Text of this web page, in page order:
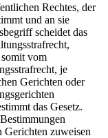
Rechtes, der
und an sie
scheidet das
vom
je
Gerichten oder
das Gesetz.
Gerichten zuweisen